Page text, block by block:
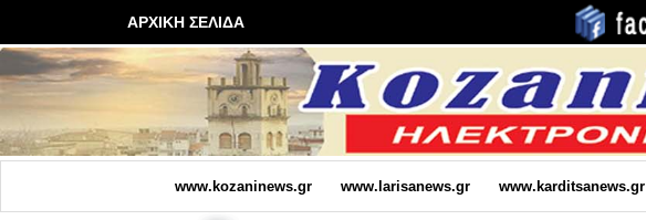
ΑΡΧΙΚΗ ΣΕΛΙΔΑ
www.kozaninews.gr www.larisanews.gr www.karditsanews.gr